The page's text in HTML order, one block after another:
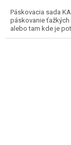
Páskovacia sada
páskovanie
alebo tam kde je